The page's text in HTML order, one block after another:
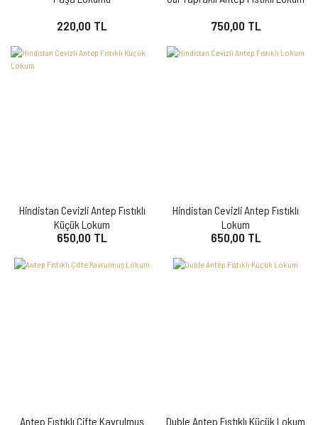
220,00 TL 750,00 TL
Hindistan Cevizli Antep Fıstıklı
Küçük Lokum
650,00 TL
Hindistan Cevizli Antep Fıstıklı
Lokum
650,00 TL
Antep Fıstıklı Çifte Kavrulmuş
Duble Antep Fıstıklı Küçük Lokum